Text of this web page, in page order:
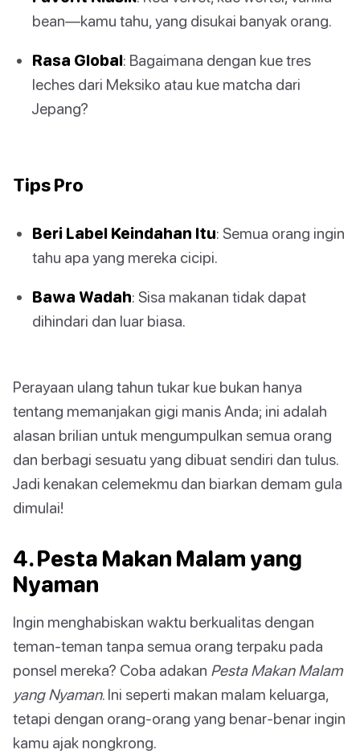
bean—kamu tahu, yang disukai banyak orang.
Rasa Global: Bagaimana dengan kue tres
leches dari Meksiko atau kue matcha dari
Jepang?
Tips Pro
Beri Label Keindahan Itu: Semua orang ingin
tahu apa yang mereka cicipi.
Bawa Wadah: Sisa makanan tidak dapat
dihindari dan luar biasa.
Perayaan ulang tahun tukar kue bukan hanya
tentang memanjakan gigi manis Anda; ini adalah
alasan brilian untuk mengumpulkan semua orang
dan berbagi sesuatu yang dibuat sendiri dan tulus.
Jadi kenakan celemekmu dan biarkan demam gula
dimulai!
4. Pesta Makan Malam yang
Nyaman
Ingin menghabiskan waktu berkualitas dengan
teman-teman tanpa semua orang terpaku pada
ponsel mereka? Coba adakan Pesta Makan Malam
yang Nyaman. Ini seperti makan malam keluarga,
tetapi dengan orang-orang yang benar-benar ingin
kamu ajak nongkrong.